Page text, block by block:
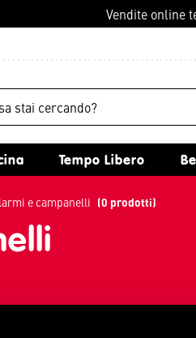
Vendite online
Tempo Libero
e campanelli (0 prodotti)